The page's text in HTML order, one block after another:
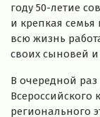
году 50-летие
и крепкая
всю жизнь
своих сыновей
В очередной
Всероссийского
регионального